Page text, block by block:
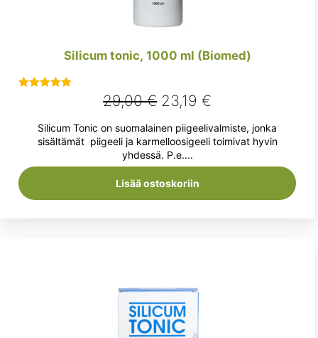
Silicum tonic, 1000 ml (Biomed)
5.00 / 5
29,00€ Alkuperäinen
hinta
oli:
29,00 €.
23,19€
hinta
on:
Silicum Tonic on suomalainen piigeelivalmiste, jonka
sisältämät piigeeli ja karmelloosigeeli toimivat hyvin
yhdessä. P.e....
Lisää ostoskoriin